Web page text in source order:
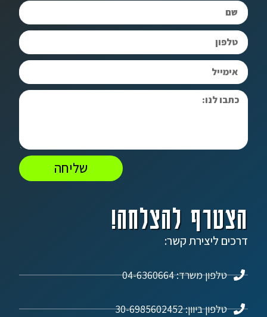
הצטרף להצלחה!
דרכים ליצירת קשר:
טלפון משרד: 04-6360664
טלפון ביוון: 30-6985602452
שליחה